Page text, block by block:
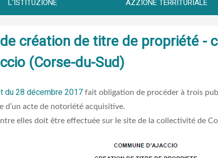
L'ISTITUZIONE AZZIONE TERRITURIALE
création de titre de propriété -
(Corse-du-Sud)
du 28 décembre 2017 fait obligation de procéder à trois
d’un acte de notoriété acquisitive.
elles doit être effectuée sur le site de la collectivité de